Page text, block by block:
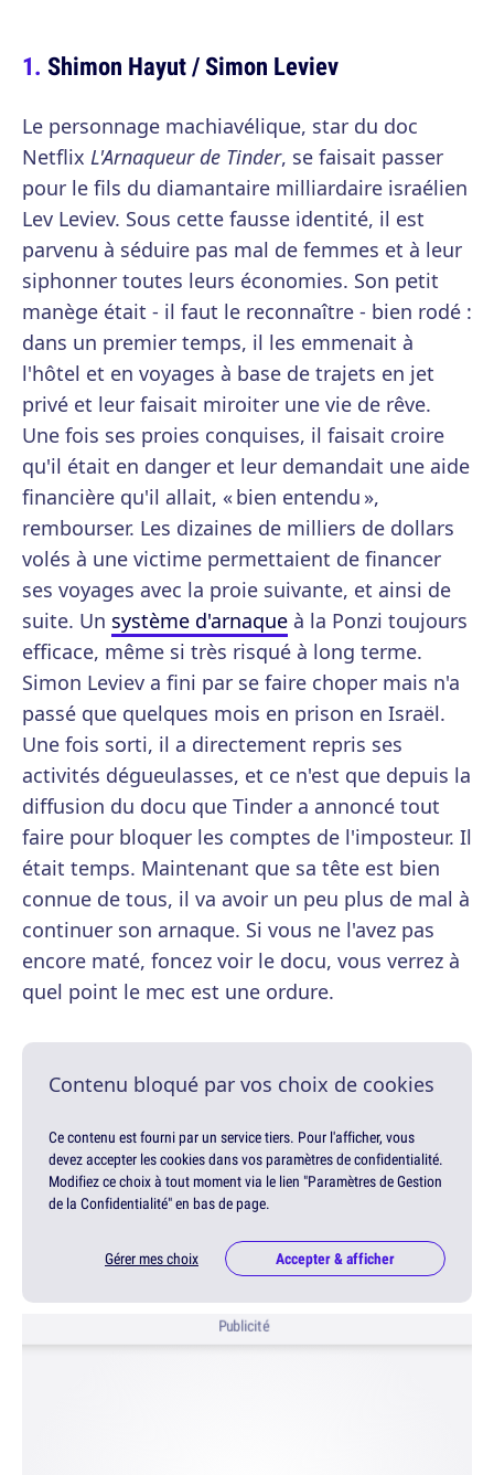
Shimon Hayut / Simon Leviev
Le personnage machiavélique, star du doc
Netflix L'Arnaqueur de Tinder, se faisait passer
pour le fils du diamantaire milliardaire israélien
Lev Leviev. Sous cette fausse identité, il est
parvenu à séduire pas mal de femmes et à leur
siphonner toutes leurs économies. Son petit
manège était - il faut le reconnaître - bien rodé :
dans un premier temps, il les emmenait à
l'hôtel et en voyages à base de trajets en jet
privé et leur faisait miroiter une vie de rêve.
Une fois ses proies conquises, il faisait croire
qu'il était en danger et leur demandait une aide
financière qu'il allait, « bien entendu »,
rembourser. Les dizaines de milliers de dollars
volés à une victime permettaient de financer
ses voyages avec la proie suivante, et ainsi de
suite. Un système d'arnaque à la Ponzi toujours
efficace, même si très risqué à long terme.
Simon Leviev a fini par se faire choper mais n'a
passé que quelques mois en prison en Israël.
Une fois sorti, il a directement repris ses
activités dégueulasses, et ce n'est que depuis la
diffusion du docu que Tinder a annoncé tout
faire pour bloquer les comptes de l'imposteur. Il
était temps. Maintenant que sa tête est bien
connue de tous, il va avoir un peu plus de mal à
continuer son arnaque. Si vous ne l'avez pas
encore maté, foncez voir le docu, vous verrez à
quel point le mec est une ordure.
Contenu bloqué par vos choix de cookies
Ce contenu est fourni par un service tiers. Pour l'afficher, vous
devez accepter les cookies dans vos paramètres de confidentialité.
Modifiez ce choix à tout moment via le lien "Paramètres de Gestion
de la Confidentialité" en bas de page.
Gérer mes choix Accepter & afficher
Publicité